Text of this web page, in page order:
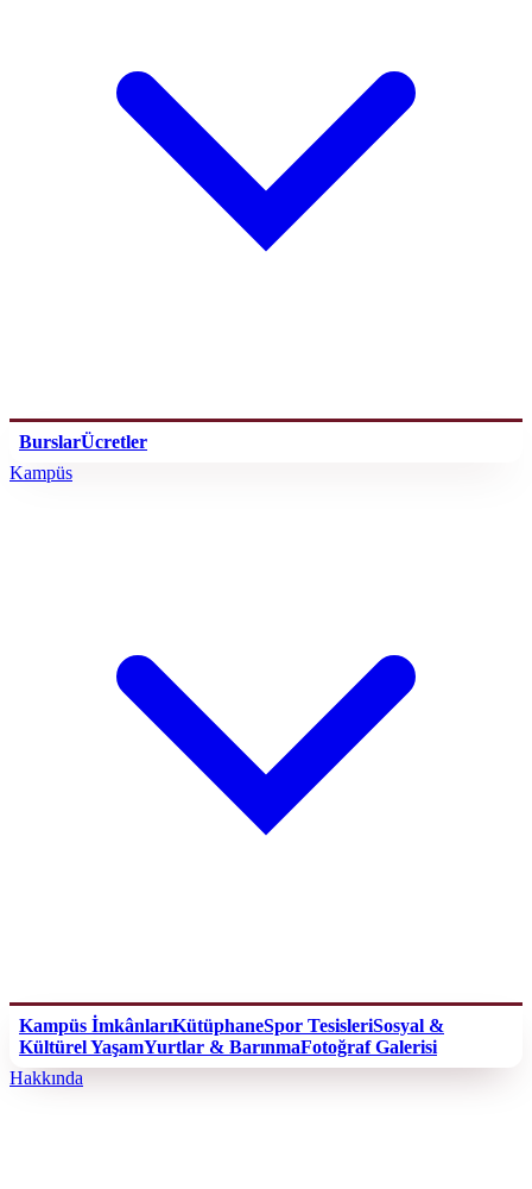
BurslarÜcretler
Kampüs
Kampüs İmkânlarıKütüphaneSpor TesisleriSosyal &
Kültürel YaşamYurtlar & BarınmaFotoğraf Galerisi
Hakkında